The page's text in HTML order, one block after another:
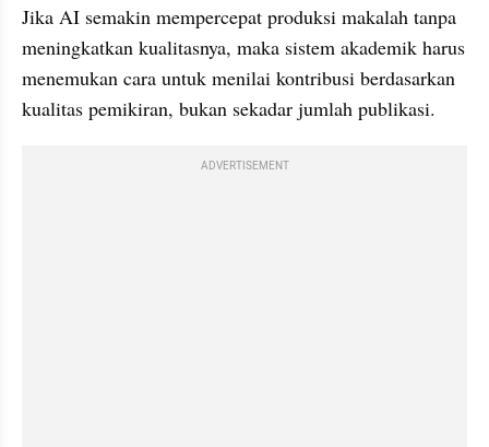
Jika AI semakin mempercepat produksi makalah tanpa
meningkatkan kualitasnya, maka sistem akademik harus
menemukan cara untuk menilai kontribusi berdasarkan
kualitas pemikiran, bukan sekadar jumlah publikasi.
ADVERTISEMENT